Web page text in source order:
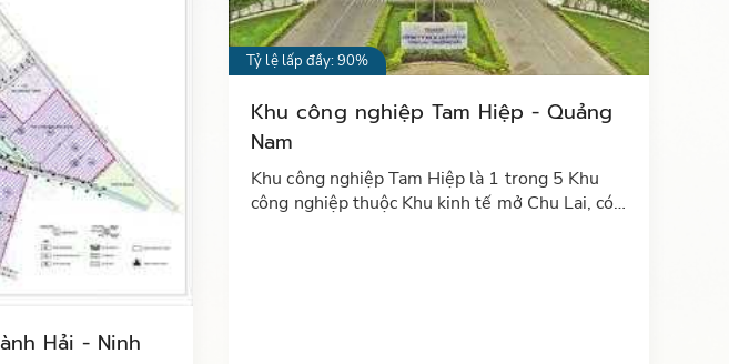
Hải - Ninh
Tỷ lệ lấp đầy: 90%
Khu công nghiệp Tam Hiệp - Quảng
Nam
Khu công nghiệp Tam Hiệp là 1 trong 5 Khu
công nghiệp thuộc Khu kinh tế mở Chu Lai, có